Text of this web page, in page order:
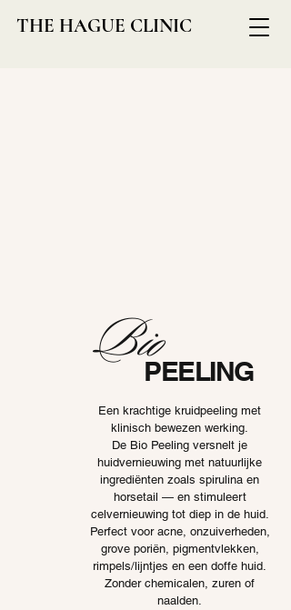
THE HAGUE CLINIC
BioPEELING
Een krachtige kruidpeeling met
klinisch bewezen werking.
De Bio Peeling versnelt je
huidvernieuwing met natuurlijke
ingrediënten zoals spirulina en
horsetail — en stimuleert
celvernieuwing tot diep in de huid.
Perfect voor acne, onzuiverheden,
grove poriën, pigmentvlekken,
rimpels/lijntjes en een doffe huid.
Zonder chemicalen, zuren of
naalden.